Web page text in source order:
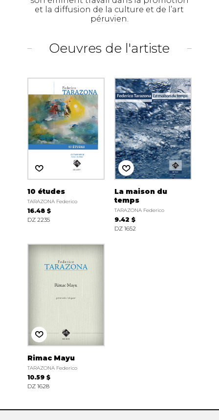
et la diffusion de la culture et de l’art
péruvien.
Oeuvres de l'artiste
10 études
TARAZONA Federico
16.48 $
DZ 2235
La maison du
temps
TARAZONA Federico
9.42 $
DZ 1652
Rimac Mayu
TARAZONA Federico
10.59 $
DZ 1628